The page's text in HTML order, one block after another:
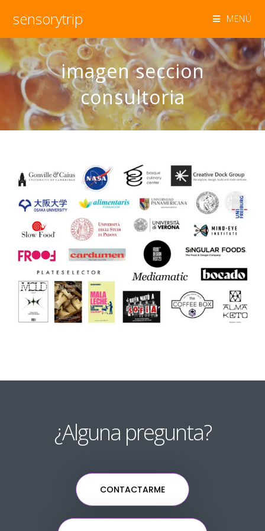
sensorytrip MENÚ
imagen seccion
consultoria
¿Alguna pregunta?
CONTACTARME